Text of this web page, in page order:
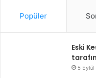
Popüler
Eski
5